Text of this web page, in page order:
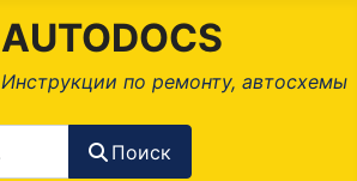
AUTODOCS
Инструкции по ремонту, автосхемы
Поиск